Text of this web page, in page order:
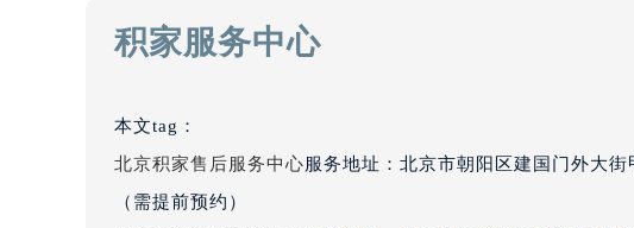
吉林省白山市浑江区浑江大街积家售后服务中心
吉林省梅河口市新华街道梅河大街积家售后服务
积家服务中心
本文tag：
北京积家售后服务中心 服务地址：北京市朝阳区建国门外大
（需提前预约）